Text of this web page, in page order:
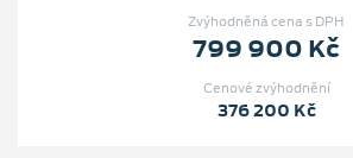
Zvýhodněná cena s DPH
799 900 Kč
Cenové zvýhodnění
376 200 Kč